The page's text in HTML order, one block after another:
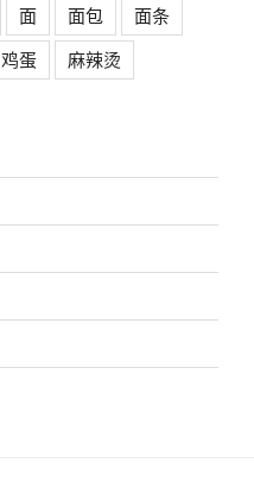
面 面包
面条
鸡蛋 麻辣烫